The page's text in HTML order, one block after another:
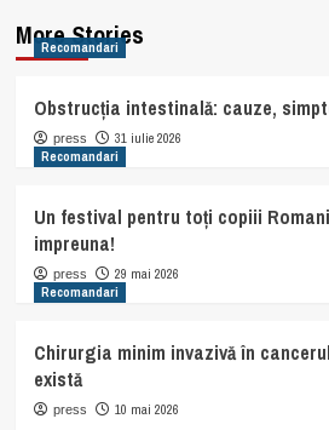
More Stories
Recomandari
Obstrucția intestinală: cauze,
press
31 iulie 2026
Recomandari
Un festival pentru toți copiii
impreuna!
press
29 mai 2026
Recomandari
Chirurgia minim invazivă în
există
press 10 mai 2026